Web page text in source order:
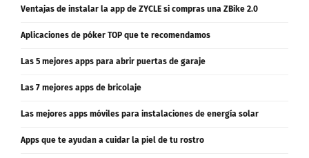
Ventajas de instalar la app de ZYCLE si compras una ZBike 2.0
Aplicaciones de póker TOP que te recomendamos
Las 5 mejores apps para abrir puertas de garaje
Las 7 mejores apps de bricolaje
Las mejores apps móviles para instalaciones de energía solar
Apps que te ayudan a cuidar la piel de tu rostro